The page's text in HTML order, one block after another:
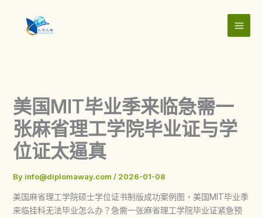
content
美国MIT毕业季来临急需一
张麻省理工学院毕业证与学
位证太逼真
By info@diplomaway.com / 2026-01-08
美国麻省理工学院硕士学位证书制版成功案例图，美国MIT毕业季
来临挂科无法毕业怎么办？急需一张麻省理工学院毕业证紧急预